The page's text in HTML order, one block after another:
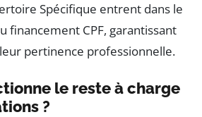
Spécifique entrent dans le
financement CPF, garantissant
pertinence professionnelle.
le reste à charge
?